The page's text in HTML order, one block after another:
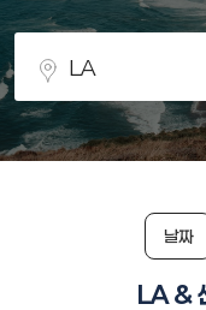
날짜
LA &